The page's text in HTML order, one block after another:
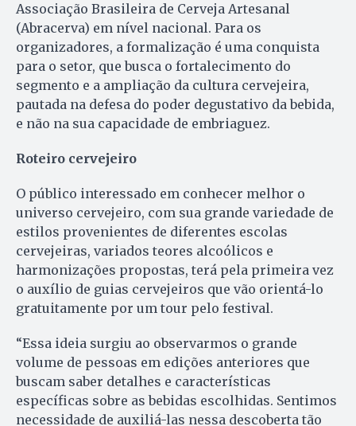
Associação Brasileira de Cerveja Artesanal
(Abracerva) em nível nacional. Para os
organizadores, a formalização é uma conquista
para o setor, que busca o fortalecimento do
segmento e a ampliação da cultura cervejeira,
pautada na defesa do poder degustativo da bebida,
e não na sua capacidade de embriaguez.
Roteiro cervejeiro
O público interessado em conhecer melhor o
universo cervejeiro, com sua grande variedade de
estilos provenientes de diferentes escolas
cervejeiras, variados teores alcoólicos e
harmonizações propostas, terá pela primeira vez
o auxílio de guias cervejeiros que vão orientá-lo
gratuitamente por um tour pelo festival.
“Essa ideia surgiu ao observarmos o grande
volume de pessoas em edições anteriores que
buscam saber detalhes e características
específicas sobre as bebidas escolhidas. Sentimos
necessidade de auxiliá-las nessa descoberta tão